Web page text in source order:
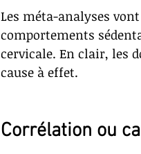
Les méta-analyses
comportements
cervicale. En clair, les
cause à effet.
Corrélation ou